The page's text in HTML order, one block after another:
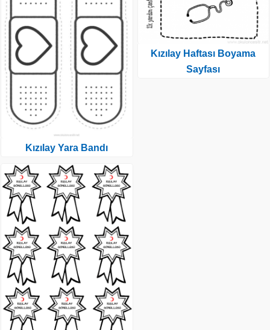
Kızılay Yara Bandı
Kızılay Haftası Boyama
Sayfası